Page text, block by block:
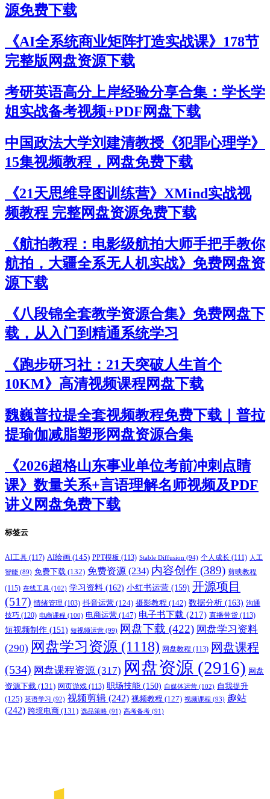
源免费下载
《AI全系统商业矩阵打造实战课》178节
完整版网盘资源下载
考研英语高分上岸经验分享合集：学长学
姐实战备考视频+PDF网盘下载
中国政法大学刘建清教授《犯罪心理学》
15集视频教程，网盘免费下载
《21天思维导图训练营》XMind实战视
频教程 完整网盘资源免费下载
《航拍教程：电影级航拍大师手把手教你
航拍，大疆全系无人机实战》免费网盘资
源下载
《八段锦全套教学资源合集》免费网盘下
载，从入门到精通系统学习
《跑步研习社：21天突破人生首个
10KM》高清视频课程网盘下载
魏巍普拉提全套视频教程免费下载｜普拉
提瑜伽减脂塑形网盘资源合集
《2026超格山东事业单位考前冲刺点睛
课》数量关系+言语理解名师视频及PDF
讲义网盘免费下载
标签云
AI工具 (117) AI绘画 (145) PPT模板 (113) Stable Diffusion (94) 个人成长 (111) 人工
智能 (89) 免费下载 (132) 免费资源 (234) 内容创作 (389) 剪映教程
(115) 在线工具 (102) 学习资料 (162) 小红书运营 (159) 开源项目
(517) 情绪管理 (103) 抖音运营 (124) 摄影教程 (142) 数据分析 (163) 沟通
技巧 (120) 电商课程 (100) 电商运营 (147) 电子书下载 (217) 直播带货 (113)
短视频制作 (151) 短视频运营 (99) 网盘下载 (422) 网盘学习资料
(290) 网盘学习资源 (1118) 网盘教程 (113) 网盘课程
(534) 网盘课程资源 (317) 网盘资源 (2916) 网盘
资源下载 (131) 网页游戏 (113) 职场技能 (150) 自媒体运营 (102) 自我提升
(125) 英语学习 (92) 视频剪辑 (242) 视频教程 (127) 视频课程 (93) 趣站
(242) 跨境电商 (131) 选品策略 (91) 高考备考 (91)